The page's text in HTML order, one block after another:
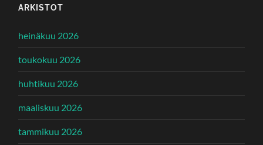
ARKISTOT
heinäkuu 2026
toukokuu 2026
huhtikuu 2026
maaliskuu 2026
tammikuu 2026